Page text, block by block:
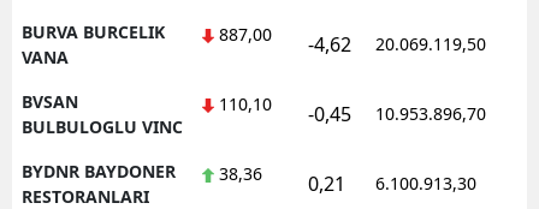
BURVA BURCELIK
VANA
887,00 -4,62 20.069.119,50
BVSAN
BULBULOGLU VINC
110,10 -0,45 10.953.896,70
BYDNR BAYDONER
RESTORANLARI
38,36 0,21 6.100.913,30